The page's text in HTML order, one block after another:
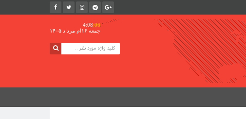
4:08:06
جمعه ۱۶ام مرداد ۱۴۰۵